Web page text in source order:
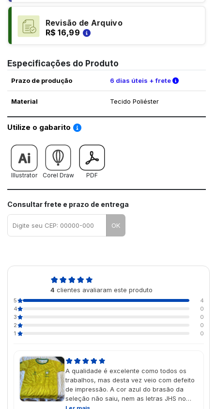
Revisão de Arquivo
R$ 16,99
Especificações do Produto
Prazo de produção 6 dias úteis + frete Verifique
Material Tecido Poliéster
Utilize o gabarito Saiba como utilizar os nossos gabaritos
Illustrator Corel Draw PDF
Consultar frete e prazo de entrega
OK
4 clientes avaliaram este produto
5
4
4
0
3
0
2
0
1
0
A qualidade é excelente como todos os
trabalhos, mas desta vez veio com defeito
de impressão. A cor azul do brasão da
seleção não saiu, nem as letras JHS no
lugar do CBF no interior da cruz branca. Já